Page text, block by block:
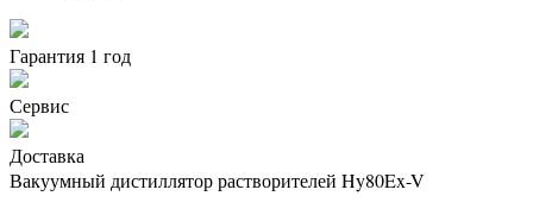
Гарантия 1 год
Сервис
Доставка
Вакуумный дистиллятор растворителей Hy80Ex-V